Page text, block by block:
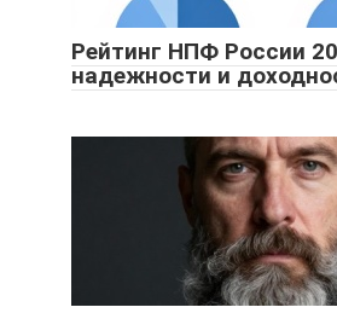
Рейтинг НПФ России
надежности и